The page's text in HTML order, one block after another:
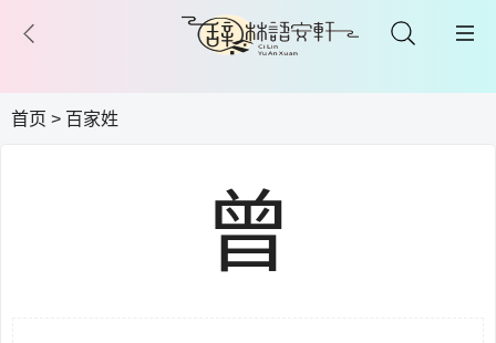
首页 > 百家姓
曾